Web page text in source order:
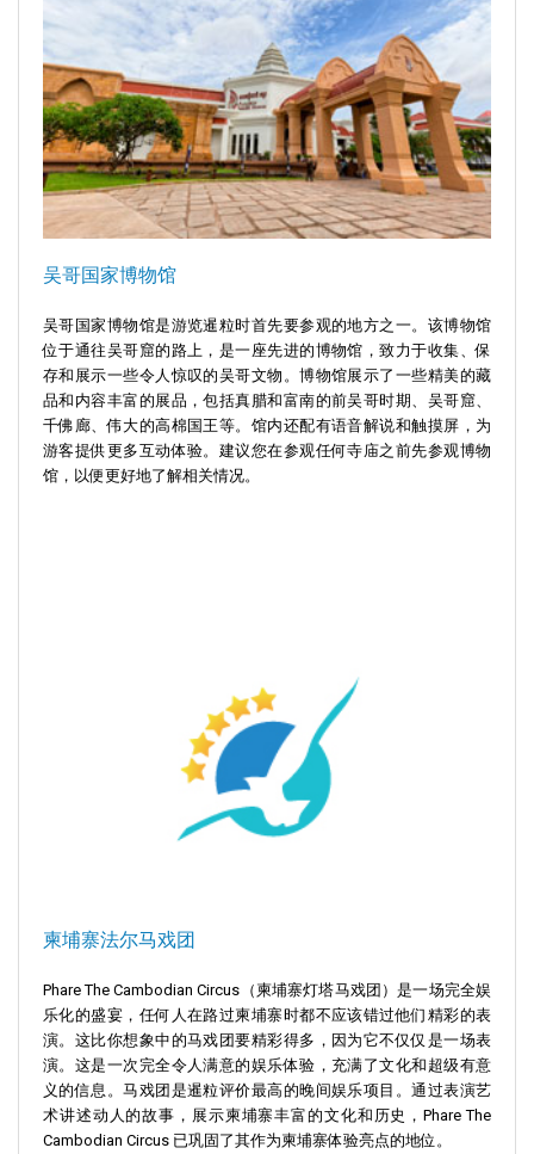
吴哥国家博物馆
吴哥国家博物馆是游览暹粒时首先要参观的地方之一。该博物馆
位于通往吴哥窟的路上，是一座先进的博物馆，致力于收集、保
存和展示一些令人惊叹的吴哥文物。博物馆展示了一些精美的藏
品和内容丰富的展品，包括真腊和富南的前吴哥时期、吴哥窟、
千佛廊、伟大的高棉国王等。馆内还配有语音解说和触摸屏，为
游客提供更多互动体验。建议您在参观任何寺庙之前先参观博物
馆，以便更好地了解相关情况。
柬埔寨法尔马戏团
Phare The Cambodian Circus（柬埔寨灯塔马戏团）是一场完全娱
乐化的盛宴，任何人在路过柬埔寨时都不应该错过他们精彩的表
演。这比你想象中的马戏团要精彩得多，因为它不仅仅是一场表
演。这是一次完全令人满意的娱乐体验，充满了文化和超级有意
义的信息。马戏团是暹粒评价最高的晚间娱乐项目。通过表演艺
术讲述动人的故事，展示柬埔寨丰富的文化和历史，Phare The
Cambodian Circus 已巩固了其作为柬埔寨体验亮点的地位。